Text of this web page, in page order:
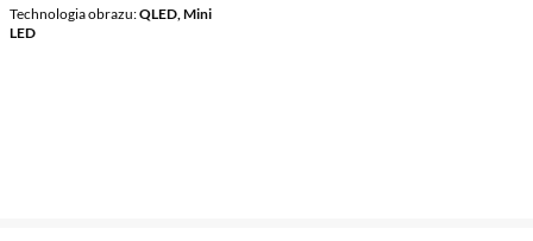
Technologia obrazu QLED, Mini
LED